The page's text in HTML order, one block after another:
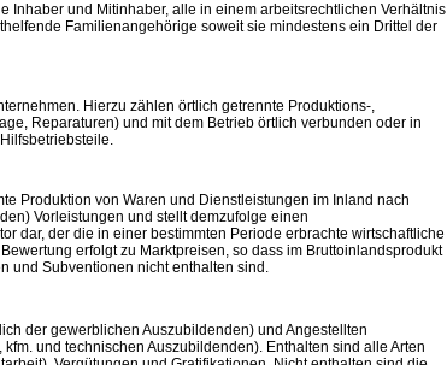
Inhaber und Mitinhaber, alle in einem arbeitsrechtlichen Verhältnis
Familienangehörige soweit sie mindestens ein Drittel der
Hierzu zählen örtlich getrennte Produktions-,
Reparaturen) und mit dem Betrieb örtlich verbunden oder in
Produktion von Waren und Dienstleistungen im Inland nach
Vorleistungen und stellt demzufolge einen
dar, der die in einer bestimmten Periode erbrachte wirtschaftliche
erfolgt zu Marktpreisen, so dass im Bruttoinlandsprodukt
und Subventionen nicht enthalten sind.
der gewerblichen Auszubildenden) und Angestellten
und technischen Auszubildenden). Enthalten sind alle Arten